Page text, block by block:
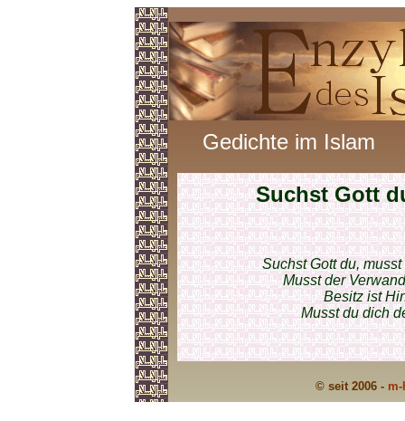
Gedichte im Islam
Suchst Gott
Suchst Gott du,
Musst der
Besitz ist
Musst du dich
© seit 2006 -